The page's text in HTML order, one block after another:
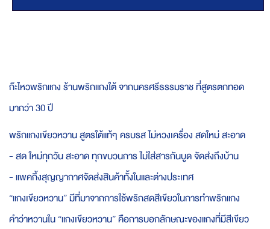
ก๊ะไหวพริกแกง ร้านพริกแกงใต้ จากนครศรีธรรมราช ที่สูตรตกทอด
มากว่า 30 ปี
พริกแกงเขียวหวาน สูตรใต้แท้ๆ ครบรส ไม่หวงเครื่อง สดใหม่ สะอาด
- สด ใหม่ทุกวัน สะอาด ทุกขบวนการ ไม่ใส่สารกันบูด จัดส่งถึงบ้าน
- แพคกิ้งสุญญากาศจัดส่งสินค้าทั้งในและต่างประเทศ
“แกงเขียวหวาน” มีที่มาจากการใช้พริกสดสีเขียวในการทำพริกแกง
คำว่าหวานใน “แกงเขียวหวาน” คือการบอกลักษณะของแกงที่มีสีเขียว